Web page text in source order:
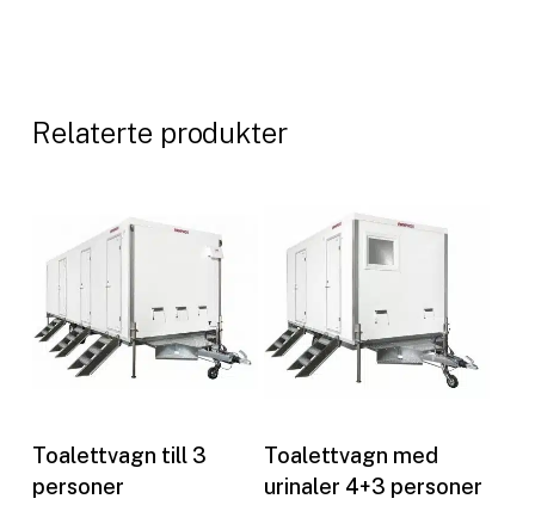
Relaterte produkter
Les mer
Toalettvagn till 3
personer
Toalettvagn med
urinaler 4+3 personer